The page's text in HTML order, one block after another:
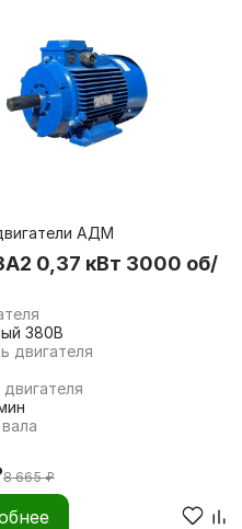
АДМ
0,37 кВт 3000 об/
380В
двигателя
8 665 ₽